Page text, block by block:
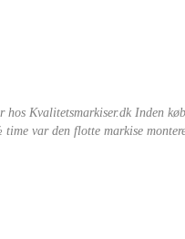
hos Kvalitetsmarkiser.dk Inden
var den flotte markise